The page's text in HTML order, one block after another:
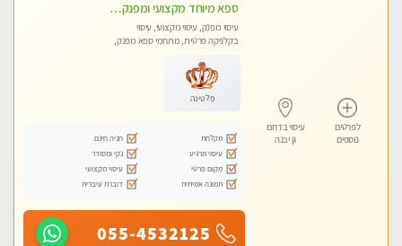
לפרטים
נוספים
עיסוי בדרום
גן יבנה
ספא מיוחד מקצועי ומפנק באשקלון חדשה מומלץ לחלוטין! כל סוגי העיסויים מעסה מקצועית ואיכותית פרטי!!!
עיסוי מפנק, עיסוי מקצועי, עיסוי
בקלניקה פרטית, מתחמי ספא מפנק,
פלטינה
מקלחת
חניה חינם
עיסוי מרגיע
נקי ומסודר
מקום פרטי
עיסוי מקצועי
תמונה אמיתית
דוברת עיברית
055-4532125